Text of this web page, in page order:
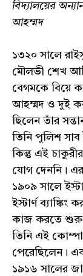
বিদ্যালয়ের
আহম্মদ
১৩২০ সালে
মৌলভী শেখ
বেগমকে বিয়ে
আহম্মদ ও দুই
ছিলেন তাঁর
তিনি পুলিশ সাব
কিন্তু এই
যোগ দেননি।
১৯০৯ সালে
ইস্টার্ণ
কাজ করতে শুরু
তিনি এই
পেরেছিলেন।
১৯১৬ সালের